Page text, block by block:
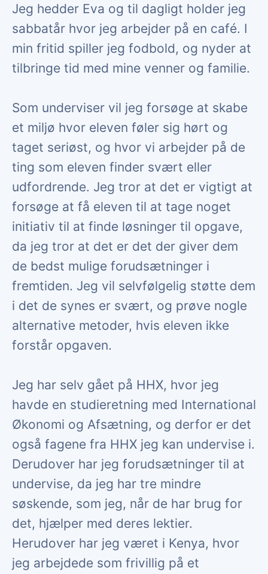
Jeg hedder Eva og til dagligt holder jeg
sabbatår hvor jeg arbejder på en café. I
min fritid spiller jeg fodbold, og nyder at
tilbringe tid med mine venner og familie.
Som underviser vil jeg forsøge at skabe
et miljø hvor eleven føler sig hørt og
taget seriøst, og hvor vi arbejder på de
ting som eleven finder svært eller
udfordrende. Jeg tror at det er vigtigt at
forsøge at få eleven til at tage noget
initiativ til at finde løsninger til opgave,
da jeg tror at det er det der giver dem
de bedst mulige forudsætninger i
fremtiden. Jeg vil selvfølgelig støtte dem
i det de synes er svært, og prøve nogle
alternative metoder, hvis eleven ikke
forstår opgaven.
Jeg har selv gået på HHX, hvor jeg
havde en studieretning med International
Økonomi og Afsætning, og derfor er det
også fagene fra HHX jeg kan undervise i.
Derudover har jeg forudsætninger til at
undervise, da jeg har tre mindre
søskende, som jeg, når de har brug for
det, hjælper med deres lektier.
Herudover har jeg været i Kenya, hvor
jeg arbejdede som frivillig på et